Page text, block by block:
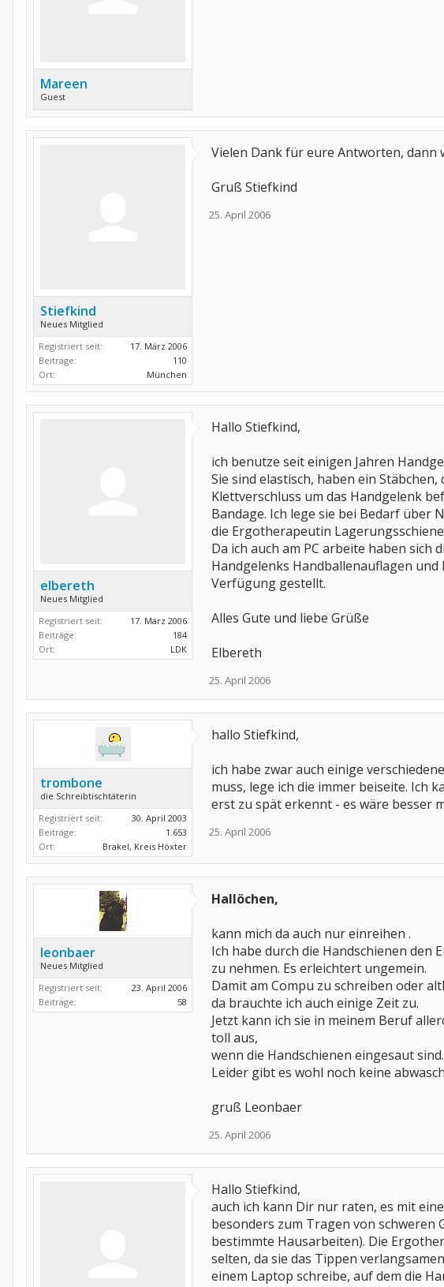
Mareen
Guest
Stiefkind
Neues Mitglied
Registriert seit:
17. März 2006
Beiträge:
110
Ort:
München
Vielen Dank für eure Antworten, dann
Gruß Stiefkind
25. April 2006
elbereth
Neues Mitglied
Registriert seit:
17. März 2006
Beiträge:
184
Ort:
LDK
Hallo Stiefkind,
ich benutze seit einigen Jahren
Sie sind elastisch, haben ein
Klettverschluss um das Handgelenk
Bandage. Ich lege sie bei Bedarf über
die Ergotherapeutin
Da ich auch am PC arbeite haben
Handgelenks Handballenauflagen
Verfügung gestellt.
Alles Gute und liebe Grüße
Elbereth
25. April 2006
trombone
die Schreibtischtäterin
Registriert seit:
30. April 2003
Beiträge:
1.653
Ort:
Brakel, Kreis Höxter
hallo Stiefkind,
ich habe zwar auch einige
muss, lege ich die immer beiseite. Ich
erst zu spät erkennt - es wäre besser
25. April 2006
leonbaer
Neues Mitglied
Registriert seit:
23. April 2006
Beiträge:
58
Hallöchen,
kann mich da auch nur einreihen .
Ich habe durch die Handschienen den
zu nehmen. Es erleichtert ungemein.
Damit am Compu zu schreiben oder
da brauchte ich auch einige Zeit zu.
Jetzt kann ich sie in meinem Beruf
toll aus,
wenn die Handschienen eingesaut
Leider gibt es wohl noch keine
gruß Leonbaer
25. April 2006
Hallo Stiefkind,
auch ich kann Dir nur raten, es mit
besonders zum Tragen von schweren
bestimmte Hausarbeiten). Die
selten, da sie das Tippen
einem Laptop schreibe, auf dem die